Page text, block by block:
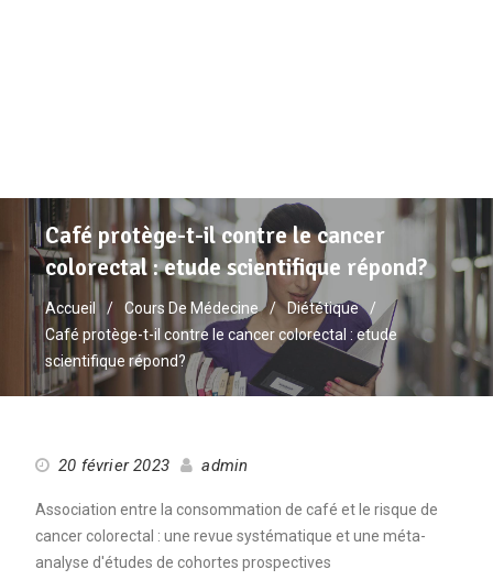
Café protège-t-il contre le cancer
colorectal : etude scientifique répond?
Accueil Cours De Médecine
Diététique
Café protège-t-il contre le cancer colorectal : etude
scientifique répond?
20 février 2023 admin
Association entre la consommation de café et le risque de
cancer colorectal : une revue systématique et une méta-
analyse d'études de cohortes prospectives